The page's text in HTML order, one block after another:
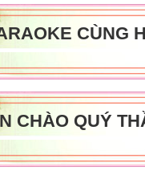
CÙNG
CHÀO QUÝ